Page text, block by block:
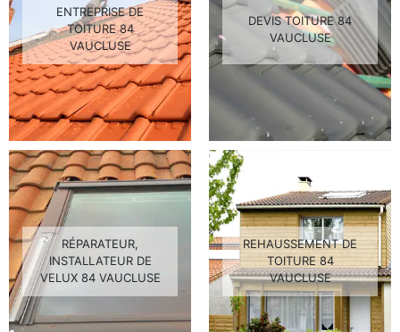
ENTREPRISE DE
TOITURE 84
VAUCLUSE
DEVIS TOITURE 84
VAUCLUSE
RÉPARATEUR,
INSTALLATEUR DE
VELUX 84 VAUCLUSE
REHAUSSEMENT DE
TOITURE 84
VAUCLUSE